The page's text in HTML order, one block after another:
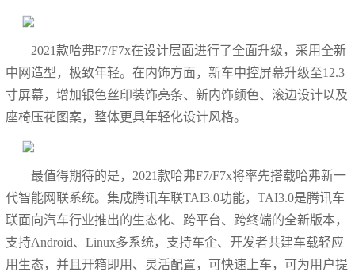
2021款哈弗F7/F7x在设计层面进行了全面升级，采用全新
中网造型，极致年轻。在内饰方面，新车中控屏幕升级至12.3
寸屏幕，增加银色丝印装饰亮条、新内饰颜色、滚边设计以及
座椅压花图案，整体更具年轻化设计风格。
最值得期待的是，2021款哈弗F7/F7x将率先搭载哈弗新一
代智能网联系统。集成腾讯车联TAI3.0功能，TAI3.0是腾讯车
联面向汽车行业推出的生态化、跨平台、跨终端的全新版本，
支持Android、Linux多系统，支持车企、开发者共建车载轻应
用生态，并且开箱即用、灵活配置，可快速上车，可为用户提